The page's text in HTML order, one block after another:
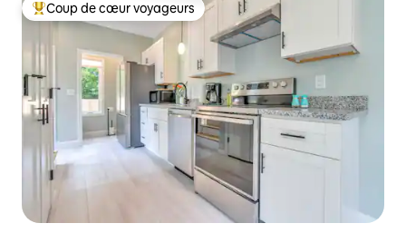
Coups de cœur voyageurs les plus appréciés
Coup de cœur voyageurs